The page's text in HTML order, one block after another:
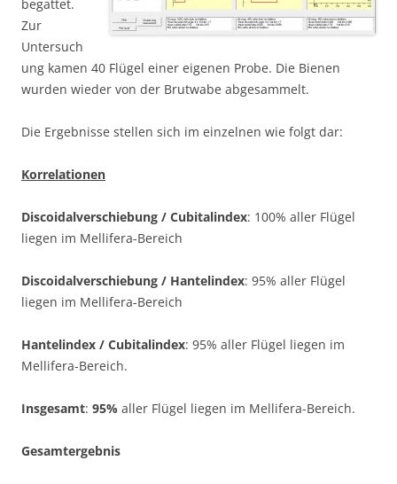
begattet.
Zur
Untersuch
ung kamen 40 Flügel einer eigenen Probe. Die Bienen
wurden wieder von der Brutwabe abgesammelt.
Die Ergebnisse stellen sich im einzelnen wie folgt dar:
Korrelationen
Discoidalverschiebung / Cubitalindex: 100% aller Flügel
liegen im Mellifera-Bereich
Discoidalverschiebung / Hantelindex: 95% aller Flügel
liegen im Mellifera-Bereich
Hantelindex / Cubitalindex: 95% aller Flügel liegen im
Mellifera-Bereich.
Insgesamt: 95% aller Flügel liegen im Mellifera-Bereich.
Gesamtergebnis